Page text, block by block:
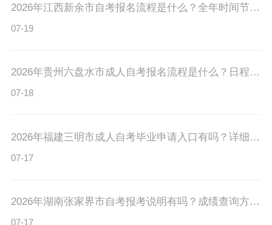
2026年江西新余市自考报名流程是什么？全年时间节点有吗？
07-19
2026年贵州六盘水市成人自考报名流程是什么？日程安排有吗？
07-18
2026年福建三明市成人自考毕业申请入口有吗？详细步骤是什么？
07-17
2026年湖南张家界市自考报考说明有吗？成绩查询方法有吗？
07-17